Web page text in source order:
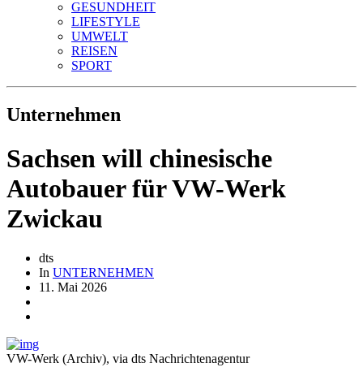
GESUNDHEIT
LIFESTYLE
UMWELT
REISEN
SPORT
Unternehmen
Sachsen will chinesische
Autobauer für VW-Werk
Zwickau
dts
In UNTERNEHMEN
11. Mai 2026
VW-Werk (Archiv), via dts Nachrichtenagentur